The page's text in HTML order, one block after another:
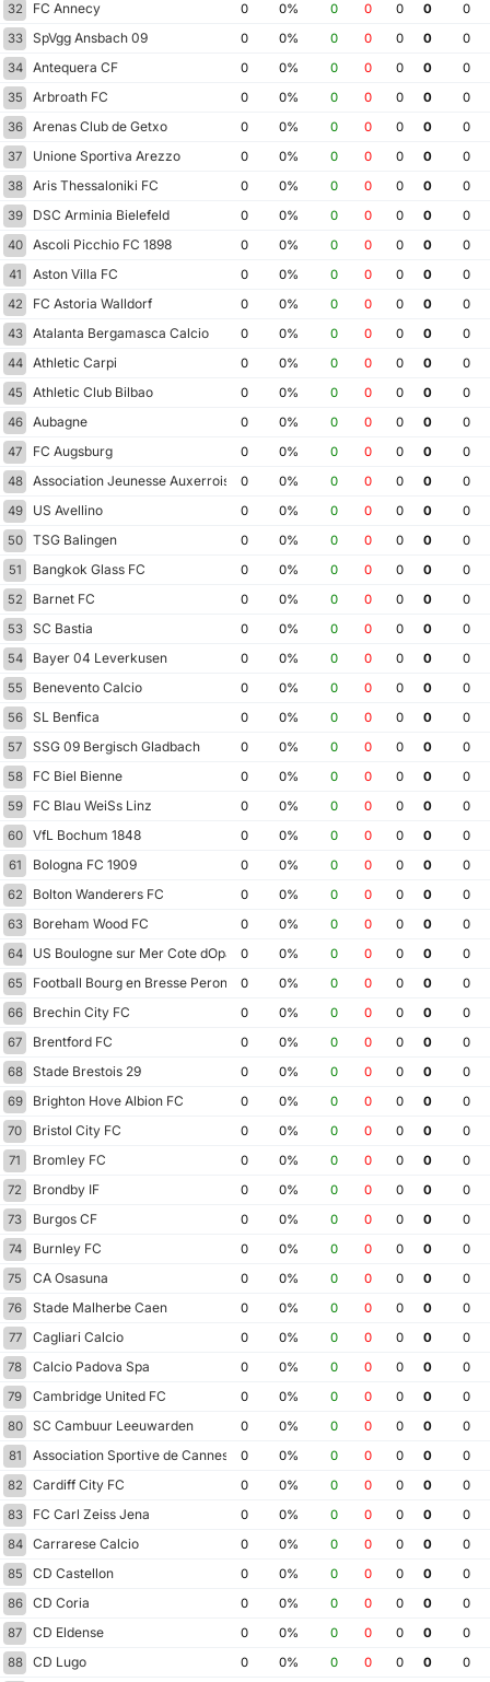
32 FC Annecy 0 0% 0 0 0 0
0
33
SpVgg Ansbach 09 0 0% 0 0 0 0
0
34
Antequera CF 0 0% 0 0 0 0
0
35
Arbroath FC 0 0% 0 0 0 0
0
36
Arenas Club de Getxo 0 0% 0 0 0 0
0
37
Unione Sportiva Arezzo 0 0% 0 0 0 0
0
38
Aris Thessaloniki FC 0 0% 0 0 0 0
0
39
DSC Arminia Bielefeld 0 0% 0 0 0 0
0
40
Ascoli Picchio FC 1898 0 0% 0 0 0 0
0
41
Aston Villa FC 0 0% 0 0 0 0
0
42
FC Astoria Walldorf 0 0% 0 0 0 0
0
43
Atalanta Bergamasca Calcio 0 0% 0 0 0 0
0
44
Athletic Carpi 0 0% 0 0 0 0
0
45
Athletic Club Bilbao 0 0% 0 0 0 0
0
46
Aubagne 0 0% 0 0 0 0
0
47
FC Augsburg 0 0% 0 0 0 0
0
48
Association Jeunesse Auxerroise 0 0% 0 0 0 0
0
49
US Avellino 0 0% 0 0 0 0
0
50
TSG Balingen 0 0% 0 0 0 0
0
51
Bangkok Glass FC 0 0% 0 0 0 0
0
52
Barnet FC 0 0% 0 0 0 0
0
53
SC Bastia 0 0% 0 0 0 0
0
54
Bayer 04 Leverkusen 0 0% 0 0 0 0
0
55
Benevento Calcio 0 0% 0 0 0 0
0
56
SL Benfica 0 0% 0 0 0 0
0
57
SSG 09 Bergisch Gladbach 0 0% 0 0 0 0
0
58
FC Biel Bienne 0 0% 0 0 0 0
0
59
FC Blau WeiSs Linz 0 0% 0 0 0 0
0
60
VfL Bochum 1848 0 0% 0 0 0 0
0
61
Bologna FC 1909 0 0% 0 0 0 0
0
62
Bolton Wanderers FC 0 0% 0 0 0 0
0
63
Boreham Wood FC 0 0% 0 0 0 0
0
64
US Boulogne sur Mer Cote dOpale0 0% 0 0 0 0
0
65
Football Bourg en Bresse Peronnas 01
0 0% 0 0 0 0
0
66
Brechin City FC 0 0% 0 0 0 0
0
67
Brentford FC 0 0% 0 0 0 0
0
68
Stade Brestois 29 0 0% 0 0 0 0
0
69
Brighton Hove Albion FC 0 0% 0 0 0 0
0
70
Bristol City FC 0 0% 0 0 0 0
0
71
Bromley FC 0 0% 0 0 0 0
0
72
Brondby IF 0 0% 0 0 0 0
0
73
Burgos CF 0 0% 0 0 0 0
0
74
Burnley FC 0 0% 0 0 0 0
0
75
CA Osasuna 0 0% 0 0 0 0
0
76
Stade Malherbe Caen 0 0% 0 0 0 0
0
77
Cagliari Calcio 0 0% 0 0 0 0
0
78
Calcio Padova Spa 0 0% 0 0 0 0
0
79
Cambridge United FC 0 0% 0 0 0 0
0
80
SC Cambuur Leeuwarden 0 0% 0 0 0 0
0
81
Association Sportive de Cannes 0 0% 0 0 0 0
0
82
Cardiff City FC 0 0% 0 0 0 0
0
83
FC Carl Zeiss Jena 0 0% 0 0 0 0
0
84
Carrarese Calcio 0 0% 0 0 0 0
0
85
CD Castellon 0 0% 0 0 0 0
0
86
CD Coria 0 0% 0 0 0 0
0
87
CD Eldense 0 0% 0 0 0 0
0
88
CD Lugo 0 0% 0 0 0 0
0